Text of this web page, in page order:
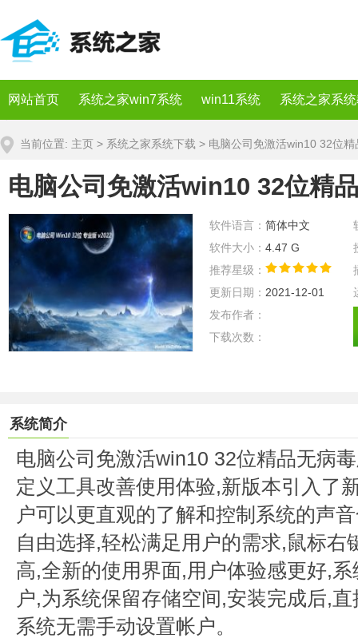
网站首页 系统之家win7系统 win11系统 系统之家系
当前位置: 主页 > 系统之家系统下载 > 电脑公司免激活win10 32位
电脑公司免激活win10 32位精
软件语言： 简体中文
软件大小： 4.47 G
推荐星级：
更新日期： 2021-12-01
发布作者：
下载次数：
系统简介
电脑公司免激活win10 32位精品无病
定义工具改善使用体验,新版本引入了
户可以更直观的了解和控制系统的声
自由选择,轻松满足用户的需求,鼠标右
高,全新的使用界面,用户体验感更好,
户,为系统保留存储空间,安装完成后,
系统无需手动设置帐户。